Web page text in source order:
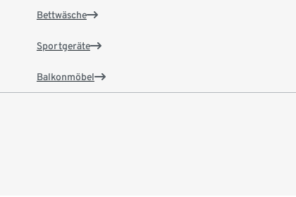
Bettwäsche
Sportgeräte
Balkonmöbel